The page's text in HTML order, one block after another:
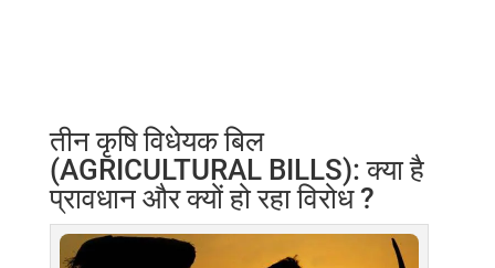
तीन कृषि विधेयक बिल
(AGRICULTURAL BILLS): क्या है
प्रावधान और क्यों हो रहा विरोध ?